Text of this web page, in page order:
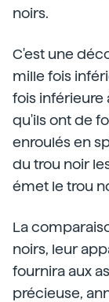
noirs.
C'est une
mille fois
fois inférieure
qu'ils ont de
enroulés en
du trou noir
émet le trou
La
noirs, leur
fournira aux
précieuse,